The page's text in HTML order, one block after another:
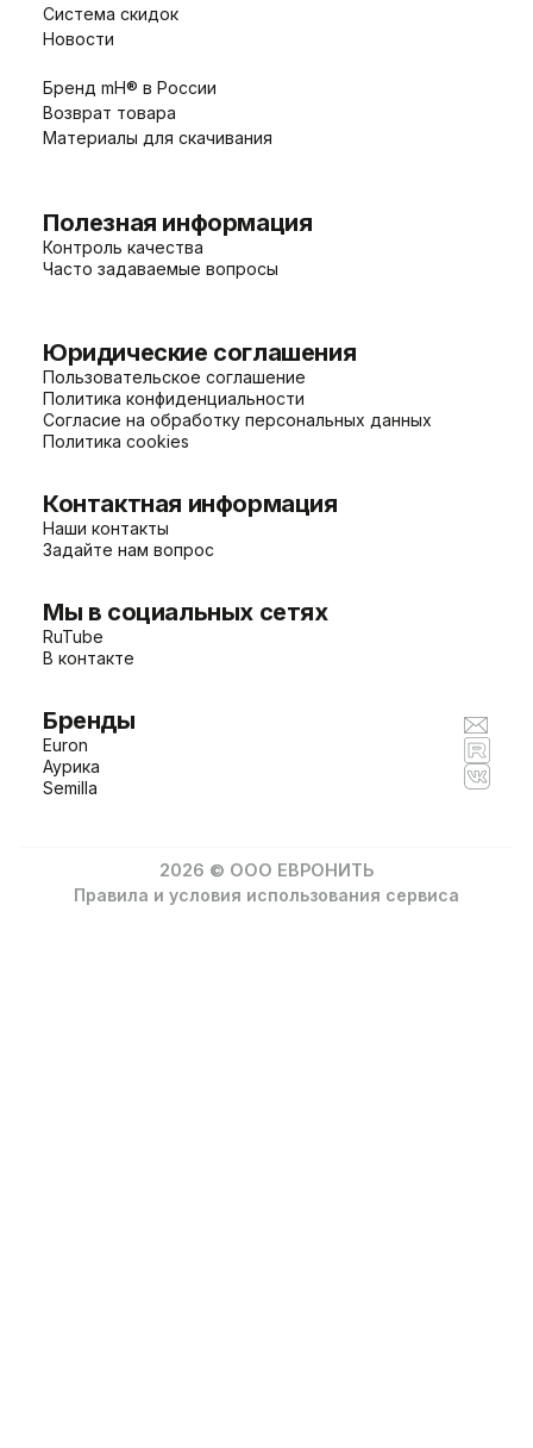
Система скидок
Новости
Бренд mH® в России
Возврат товара
Материалы для скачивания
Полезная информация
Контроль качества
Часто задаваемые вопросы
Юридические соглашения
Пользовательское соглашение
Политика конфиденциальности
Согласие на обработку персональных данных
Политика cookies
Контактная информация
Наши контакты
Задайте нам вопрос
Мы в социальных сетях
RuTube
В контакте
Бренды
Euron
Аурика
Semilla
2026 © ООО ЕВРОНИТЬ
Правила и условия использования сервиса